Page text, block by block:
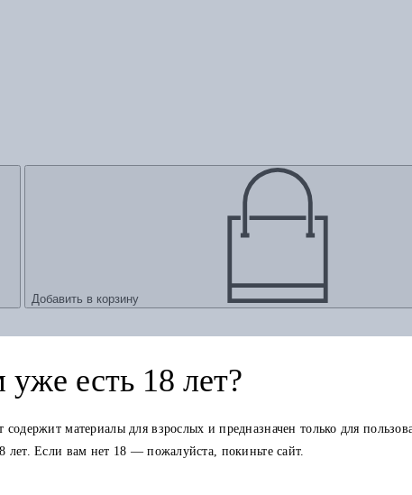
Добавить в корзину
по карте можно использовать в других заказах.
есть 18 лет?
содержит материалы для взрослых и предназначен только для
лет. Если вам нет 18 — пожалуйста, покиньте сайт.